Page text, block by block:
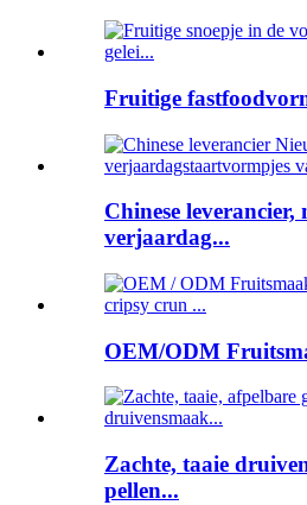
Fruitige
Chinese leverancier,
verjaardag...
OEM/ODM
Zachte, taaie
pellen...